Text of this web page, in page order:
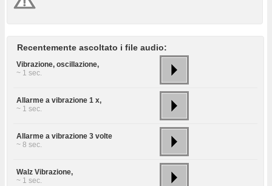
Recentemente ascoltato i file audio:
Vibrazione, oscillazione,
~ 1 sec.
Allarme a vibrazione 1 x,
~ 1 sec.
Allarme a vibrazione 3 volte
~ 8 sec.
Walz Vibrazione,
~ 1 sec.